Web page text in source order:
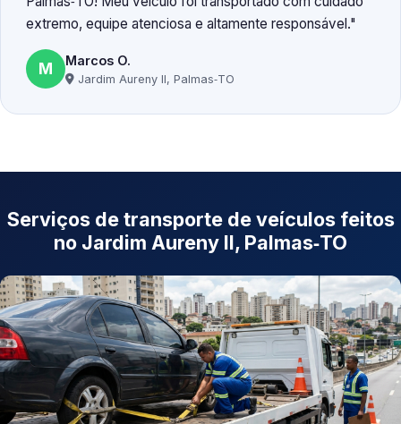
extremo, equipe atenciosa e altamente responsável.
M Marcos O.
Jardim Aureny II, Palmas‑TO
Serviços de transporte de veículos feitos
no Jardim Aureny II, Palmas‑TO